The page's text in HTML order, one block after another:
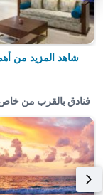
شاهد المزيد من
فنادق بالقرب من خاص